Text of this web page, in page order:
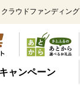
クラウドファンディング
ャンペーン